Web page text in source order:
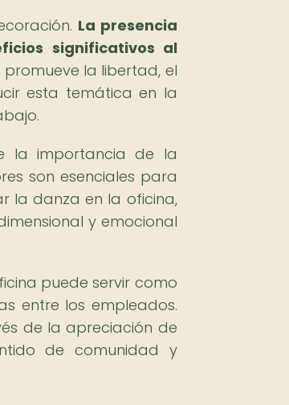
La presencia
significativos al
la libertad, el
esta temática en la
la importancia de la
son esenciales para
la danza en la oficina,
y emocional
puede servir como
entre los empleados.
de la apreciación de
de comunidad y